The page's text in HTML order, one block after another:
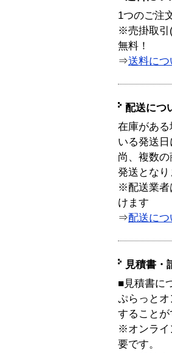
1つのご注
※売掛取引
無料！
⇒送料につ
配送につ
在庫があ
いる発送
尚、複数
発送となり
※配送業者
けます
⇒配送に
見積書・
■見積書に
ぷらっと
することが
※オンライ
要です。